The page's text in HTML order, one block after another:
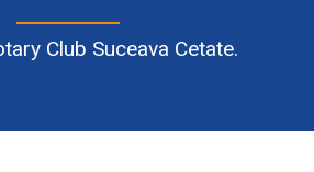
Club Suceava Cetate.